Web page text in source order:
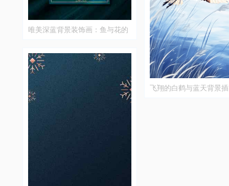
唯美深蓝背景装饰画：鱼与花的
飞翔的白鹤与蓝天背景